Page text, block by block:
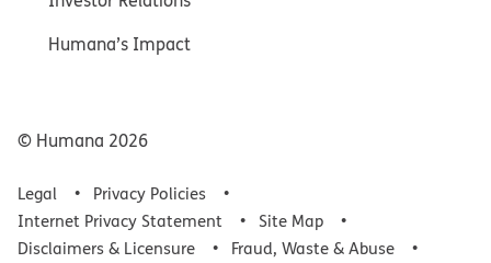
Humana’s Impact
© Humana 2026
Legal
Privacy Policies
Internet Privacy Statement
Site Map
Disclaimers & Licensure
Fraud, Waste & Abuse